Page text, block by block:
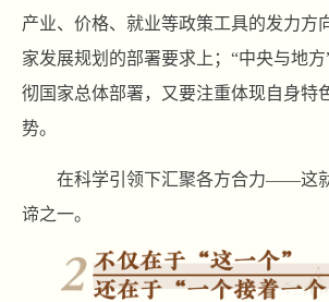
产业、价格、就业等政策工具的发力方
家发展规划的部署要求上；“中央与地
彻国家总体部署，又要注重体现自身特
势。
在科学引领下汇聚各方合力——这
谛之一。